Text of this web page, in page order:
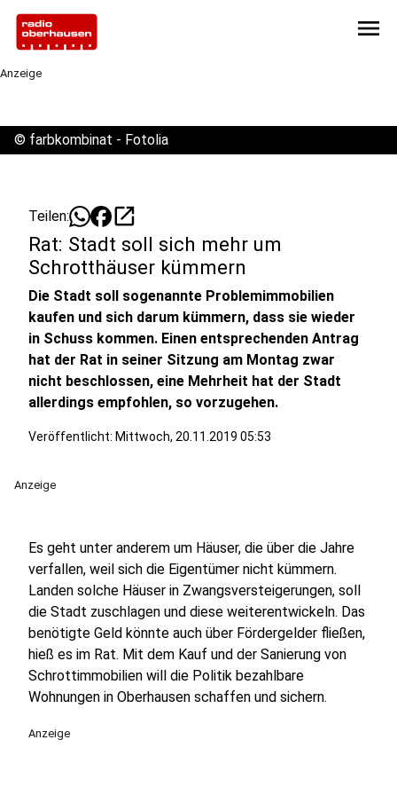
menu
Anzeige
© farbkombinat - Fotolia
Teilen: open_in_new
Rat: Stadt soll sich mehr um
Schrotthäuser kümmern
Die Stadt soll sogenannte Problemimmobilien
kaufen und sich darum kümmern, dass sie wieder
in Schuss kommen. Einen entsprechenden Antrag
hat der Rat in seiner Sitzung am Montag zwar
nicht beschlossen, eine Mehrheit hat der Stadt
allerdings empfohlen, so vorzugehen.
Veröffentlicht: Mittwoch, 20.11.2019 05:53
Anzeige
Es geht unter anderem um Häuser, die über die Jahre
verfallen, weil sich die Eigentümer nicht kümmern.
Landen solche Häuser in Zwangsversteigerungen, soll
die Stadt zuschlagen und diese weiterentwickeln. Das
benötigte Geld könnte auch über Fördergelder fließen,
hieß es im Rat. Mit dem Kauf und der Sanierung von
Schrottimmobilien will die Politik bezahlbare
Wohnungen in Oberhausen schaffen und sichern.
Anzeige